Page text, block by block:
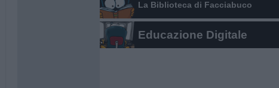
La Biblioteca di Facciabuco
Educazione Digitale